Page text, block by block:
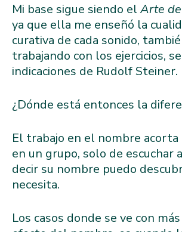
Mi base sigue siendo elArte
ya que ella me enseñó la
curativa de cada sonido,
trabajando con los ejercicios,
indicaciones de Rudolf Steiner.
¿Dónde está entonces la
El trabajo en el nombre
en un grupo, solo de escuchar
decir su nombre puedo
necesita.
Los casos donde se ve con